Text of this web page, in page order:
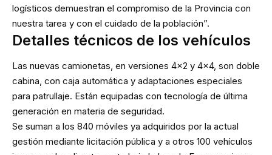
logísticos demuestran el compromiso de la Provincia con
nuestra tarea y con el cuidado de la población”.
Detalles técnicos de los vehículos
Las nuevas camionetas, en versiones 4×2 y 4×4, son doble
cabina, con caja automática y adaptaciones especiales
para patrullaje. Están equipadas con tecnología de última
generación en materia de seguridad.
Se suman a los 840 móviles ya adquiridos por la actual
gestión mediante licitación pública y a otros 100 vehículos